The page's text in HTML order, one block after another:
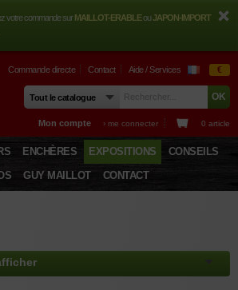
votre commande surMAILLOT-ERABLEouJAPON-IMPORT
Commande directe Contact Aide / Services €
Mon compte › me connecter 0 article
ENCHÈRES EXPOSITIONS
CONSEILS
GUY MAILLOT CONTACT